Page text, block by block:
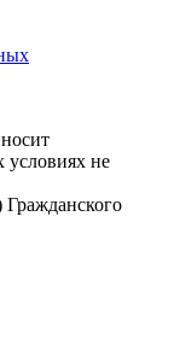
условиях не